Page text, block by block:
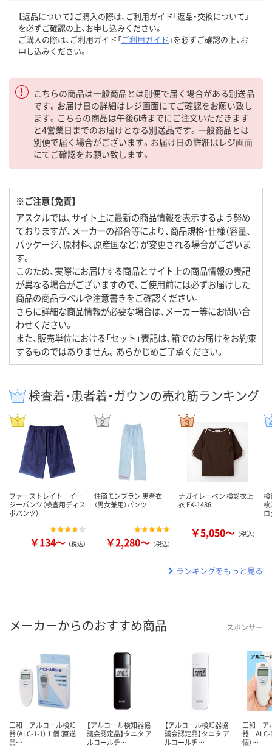
【返品について】ご購入の際は、ご利用ガイド「返品・交換について」
を必ずご確認の上、お申し込みください。
ご購入の際は、ご利用ガイド「ご利用ガイド 」を必ずご確認の上、お
申し込みください。
こちらの商品は一般商品とは別便で届く場合がある別送品
です。お届け日の詳細はレジ画面にてご確認をお願い致し
ます。こちらの商品は午後6時までにご注文いただきます
と4営業日までのお届けとなる別送品です。一般商品とは
別便で届く場合がございます。お届け日の詳細はレジ画面
にてご確認をお願い致します。
※ご注意【免責】
アスクルでは、サイト上に最新の商品情報を表示するよう努め
ておりますが、メーカーの都合等により、商品規格・仕様（容量、
パッケージ、原材料、原産国など）が変更される場合がございま
す。
このため、実際にお届けする商品とサイト上の商品情報の表記
が異なる場合がございますので、ご使用前には必ずお届けした
商品の商品ラベルや注意書きをご確認ください。
さらに詳細な商品情報が必要な場合は、メーカー等にお問い合
わせください。
また、販売単位における「セット」表記は、箱でのお届けをお約束
するものではありません。あらかじめご了承ください。
検査着・患者着・ガウンの売れ筋ランキング
ファーストレイト イー
ジーパンツ（検査用ディス
ポパンツ）
￥134～ （税込）
住商モンブラン 患者衣
（男女兼用）パンツ
￥2,280～ （税込）
ナガイレーベン 検診衣上
衣 FK-1486
￥5,050～ （税込）
枚
ランキングをもっと見る
メーカーからのおすすめ商品 スポンサー
三和 アルコール検知
器（ALC-1-1）１個（直送
品…
【アルコール検知器協
議会認定品】タニタ ア
ルコールチ…
【アルコール検知器協
議会認定品】タニタ ア
ルコールチ…
三和 ア
器 ALC-
個）…